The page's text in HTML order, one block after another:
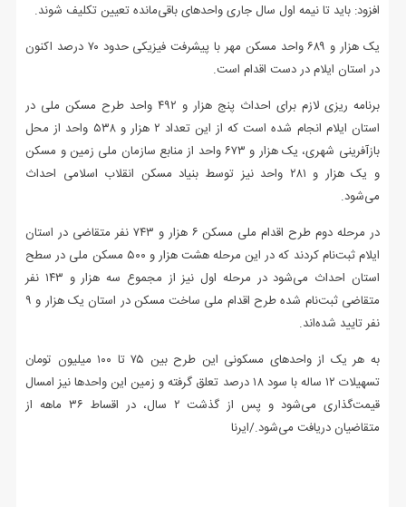
افزود: باید تا نیمه اول سال جاری واحدهای باقی‌مانده تعیین تکلیف شوند.
یک هزار و ۶۸۹ واحد مسکن مهر با پیشرفت فیزیکی حدود ۷۰ درصد اکنون
در استان ایلام در دست اقدام است.
برنامه ریزی لازم برای احداث پنج هزار و ۴۹۲ واحد طرح مسکن ملی در
استان ایلام انجام شده است که از این تعداد ۲ هزار و ۵۳۸ واحد از محل
بازآفرینی شهری، یک هزار و ۶۷۳ واحد از منابع سازمان ملی زمین و مسکن
و یک هزار و ۲۸۱ واحد نیز توسط بنیاد مسکن انقلاب اسلامی احداث
می‌شود.
در مرحله دوم طرح اقدام ملی مسکن ۶ هزار و ۷۴۳ نفر متقاضی در استان
ایلام ثبت‌نام کردند که در این مرحله هشت هزار و ۵۰۰ مسکن ملی در سطح
استان احداث می‌شود در مرحله اول نیز از مجموع سه هزار و ۱۴۳ نفر
متقاضی ثبت‌نام شده طرح اقدام ملی ساخت مسکن در استان یک هزار و ۹
نفر تایید شده‌اند.
به هر یک از واحدهای مسکونی این طرح بین ۷۵ تا ۱۰۰ میلیون تومان
تسهیلات ۱۲ ساله با سود ۱۸ درصد تعلق گرفته و زمین این واحدها نیز امسال
قیمت‌گذاری می‌شود و پس از گذشت ۲ سال، در اقساط ۳۶ ماهه از
متقاضیان دریافت می‌شود./ایرنا